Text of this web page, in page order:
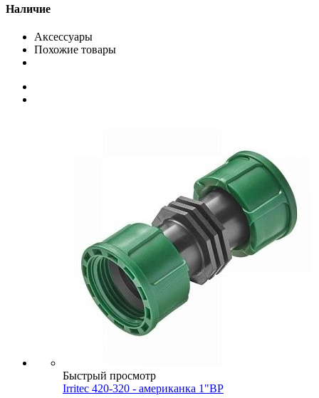
Наличие
Аксессуары
Похожие товары
Быстрый просмотр
Irritec 420-320 - американка 1"ВР